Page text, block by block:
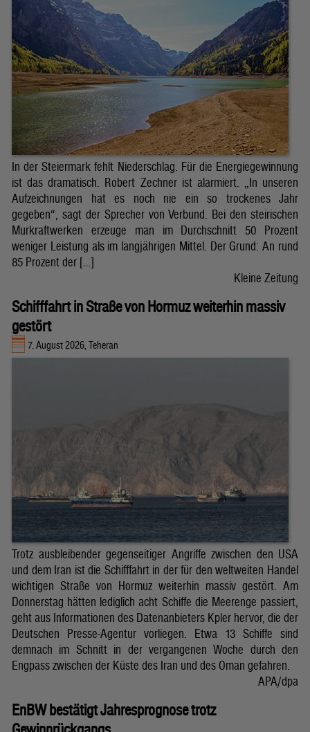
In der Steiermark fehlt Niederschlag. Für die Energiegewinnung
ist das dramatisch. Robert Zechner ist alarmiert. „In unseren
Aufzeichnungen hat es noch nie ein so trockenes Jahr
gegeben“, sagt der Sprecher von Verbund. Bei den steirischen
Murkraftwerken erzeuge man im Durchschnitt 50 Prozent
weniger Leistung als im langjährigen Mittel. Der Grund: An rund
85 Prozent der […]
Kleine Zeitung
Schifffahrt in Straße von Hormuz weiterhin massiv
gestört
7. August 2026, Teheran
Trotz ausbleibender gegenseitiger Angriffe zwischen den USA
und dem Iran ist die Schifffahrt in der für den weltweiten Handel
wichtigen Straße von Hormuz weiterhin massiv gestört. Am
Donnerstag hätten lediglich acht Schiffe die Meerenge passiert,
geht aus Informationen des Datenanbieters Kpler hervor, die der
Deutschen Presse-Agentur vorliegen. Etwa 13 Schiffe sind
demnach im Schnitt in der vergangenen Woche durch den
Engpass zwischen der Küste des Iran und des Oman gefahren.
APA/dpa
EnBW bestätigt Jahresprognose trotz